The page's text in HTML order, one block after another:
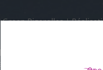
Green Pigerolles |
code "
browsing this website,